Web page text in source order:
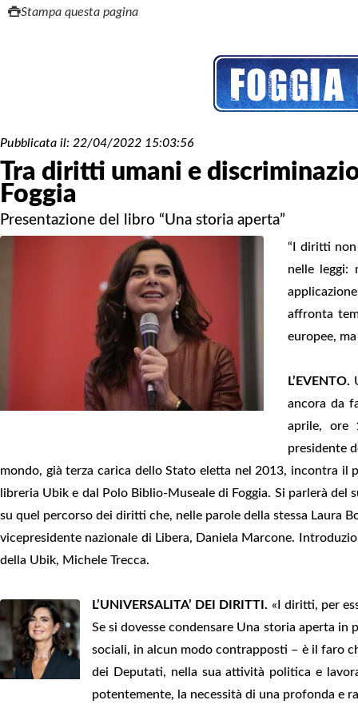
Stampa questa pagina
Pubblicata il: 22/04/2022 15:03:56
Tra diritti umani e
Foggia
Presentazione del libro “Una storia aperta”
“I diritti
nelle leggi:
affronta
europee,
L’EVENTO.
ancora da
aprile, ore
presidente
mondo, già terza carica dello Stato eletta nel 2013, incontra il
libreria Ubik e dal Polo Biblio-Museale di Foggia. Si parlerà
su quel percorso dei diritti che, nelle parole della stessa Laura
vicepresidente nazionale di Libera, Daniela Marcone.
della Ubik, Michele Trecca.
L’UNIVERSALITA’ DEI DIRITTI. «I diritti, per
Se si dovesse condensare Una storia aperta in
sociali, in alcun modo contrapposti – è il faro
dei Deputati, nella sua attività politica e
potentemente, la necessità di una profonda e